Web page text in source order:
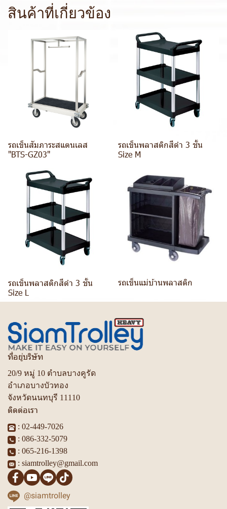
สินค้าที่เกี่ยวข้อง
รถเข็นสัมภาระสแตนเลส
"BTS-GZ03"
รถเข็นพลาสติกสีดำ 3 ชั้น
Size M
รถเข็นพลาสติกสีดำ 3 ชั้น
Size L
รถเข็นแม่บ้านพลาสติก
ที่อยู่บริษัท
20/9 หมู่ 10 ตำบลบางคูรัด
อำเภอบางบัวทอง
จังหวัดนนทบุรี 11110
ติดต่อเรา
: 02-449-7026
: 086-332-5079
: 065-216-1398
: siamtrolley@gmail.com
@siamtrolley